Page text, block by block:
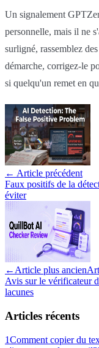
Un signalement
personnelle, mais il ne
surligné, rassemblez
démarche, corrigez-le
si quelqu'un remet en
← Article précédent
Faux positifs de la
éviter
←Article plus ancien
Avis sur le vérificateur
lacunes
Articles récents
1Comment copier du